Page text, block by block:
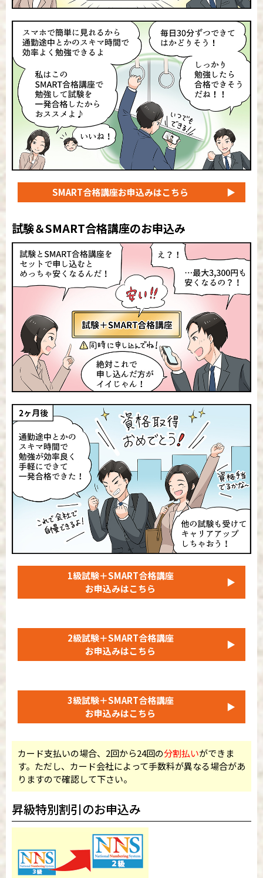
SMART合格講座お申込みはこちら ▶
試験＆SMART合格講座のお申込み
1級試験＋SMART合格講座
お申込みはこちら
▶
2級試験＋SMART合格講座
お申込みはこちら
▶
3級試験＋SMART合格講座
お申込みはこちら
▶
カード支払いの場合、2回から24回の分割払いができま
す。ただし、カード会社によって手数料が異なる場合があ
りますので確認して下さい。
昇級特別割引のお申込み